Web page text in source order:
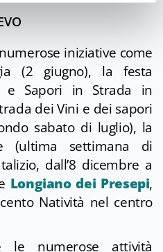
iniziative come
(2 giugno), la festa
e Sapori in Strada in
dei Vini e dei sapori
sabato di luglio), la
(ultima settimana di
dall’8 dicembre a
Longiano dei Presepi,
Natività nel centro
le numerose attività